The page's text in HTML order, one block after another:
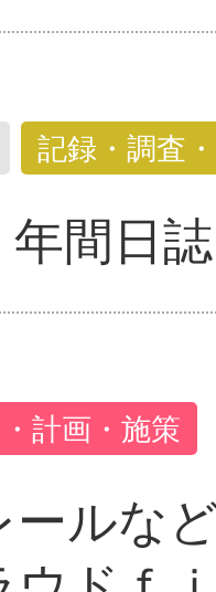
記録・調査
間日誌
計画・施策
ールな